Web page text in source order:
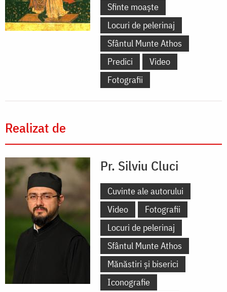
Sfinte moaște
Locuri de pelerinaj
Sfântul Munte Athos
Predici
Video
Fotografii
Realizat de
Pr. Silviu Cluci
Cuvinte ale autorului
Video
Fotografii
Locuri de pelerinaj
Sfântul Munte Athos
Mănăstiri și biserici
Iconografie